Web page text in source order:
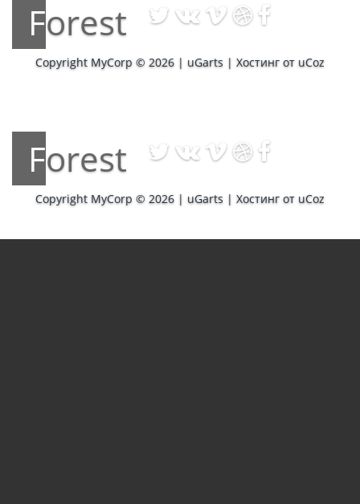
Forest
Copyright MyCorp © 2026 | uGarts | Хостинг от uCoz
Forest
Copyright MyCorp © 2026 | uGarts | Хостинг от uCoz